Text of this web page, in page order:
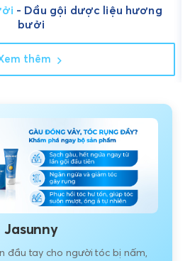
- Dầu gội dược liệu hương
bưởi
thêm
Jasunny
đầu tay cho người tóc bị nấm,